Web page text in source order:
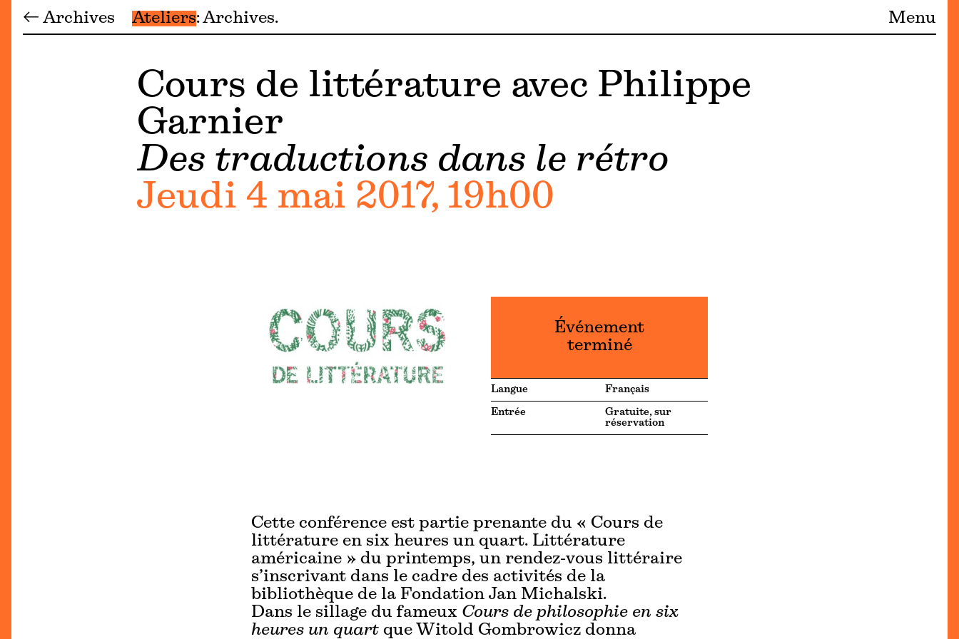
← Archives Ateliers Archives Menu
Cours de littérature avec Philippe
Garnier
Des traductions dans le rétro
Jeudi 4 mai 2017, 19h00
Événement
terminé
Langue Français
Entrée
Gratuite, sur
réservation
Cette conférence est partie prenante du « Cours de
littérature en six heures un quart. Littérature
américaine » du printemps, un rendez-vous littéraire
s’inscrivant dans le cadre des activités de la
bibliothèque de la Fondation Jan Michalski.
Dans le sillage du fameux Cours de philosophie en six
heures un quart que Witold Gombrowicz donna